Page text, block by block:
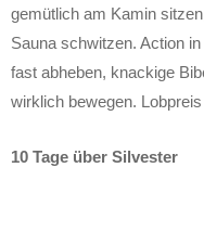
gemütlich am Kamin
Sauna schwitzen. Action
fast abheben, knackige
wirklich bewegen.
10 Tage über Silvester